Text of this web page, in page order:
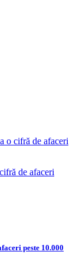
o cifră de afaceri
peste 10.000